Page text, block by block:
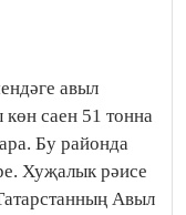
авыл
саен 51 тонна
Бу районда
Хуҗалык рәисе
Авыл